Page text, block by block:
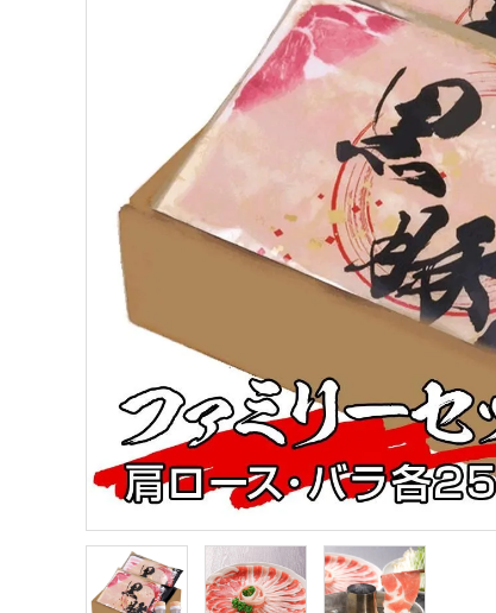
エリアから選ぶ
かごかご.jpとは？
よくある質問
お問い合わせ
プライバシーポリシー
特定商取引法について